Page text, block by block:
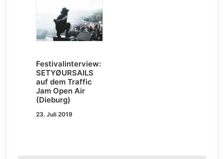
Festivalinterview:
SETYØURSAILS
auf dem Traffic
Jam Open Air
(Dieburg)
23. Juli 2019